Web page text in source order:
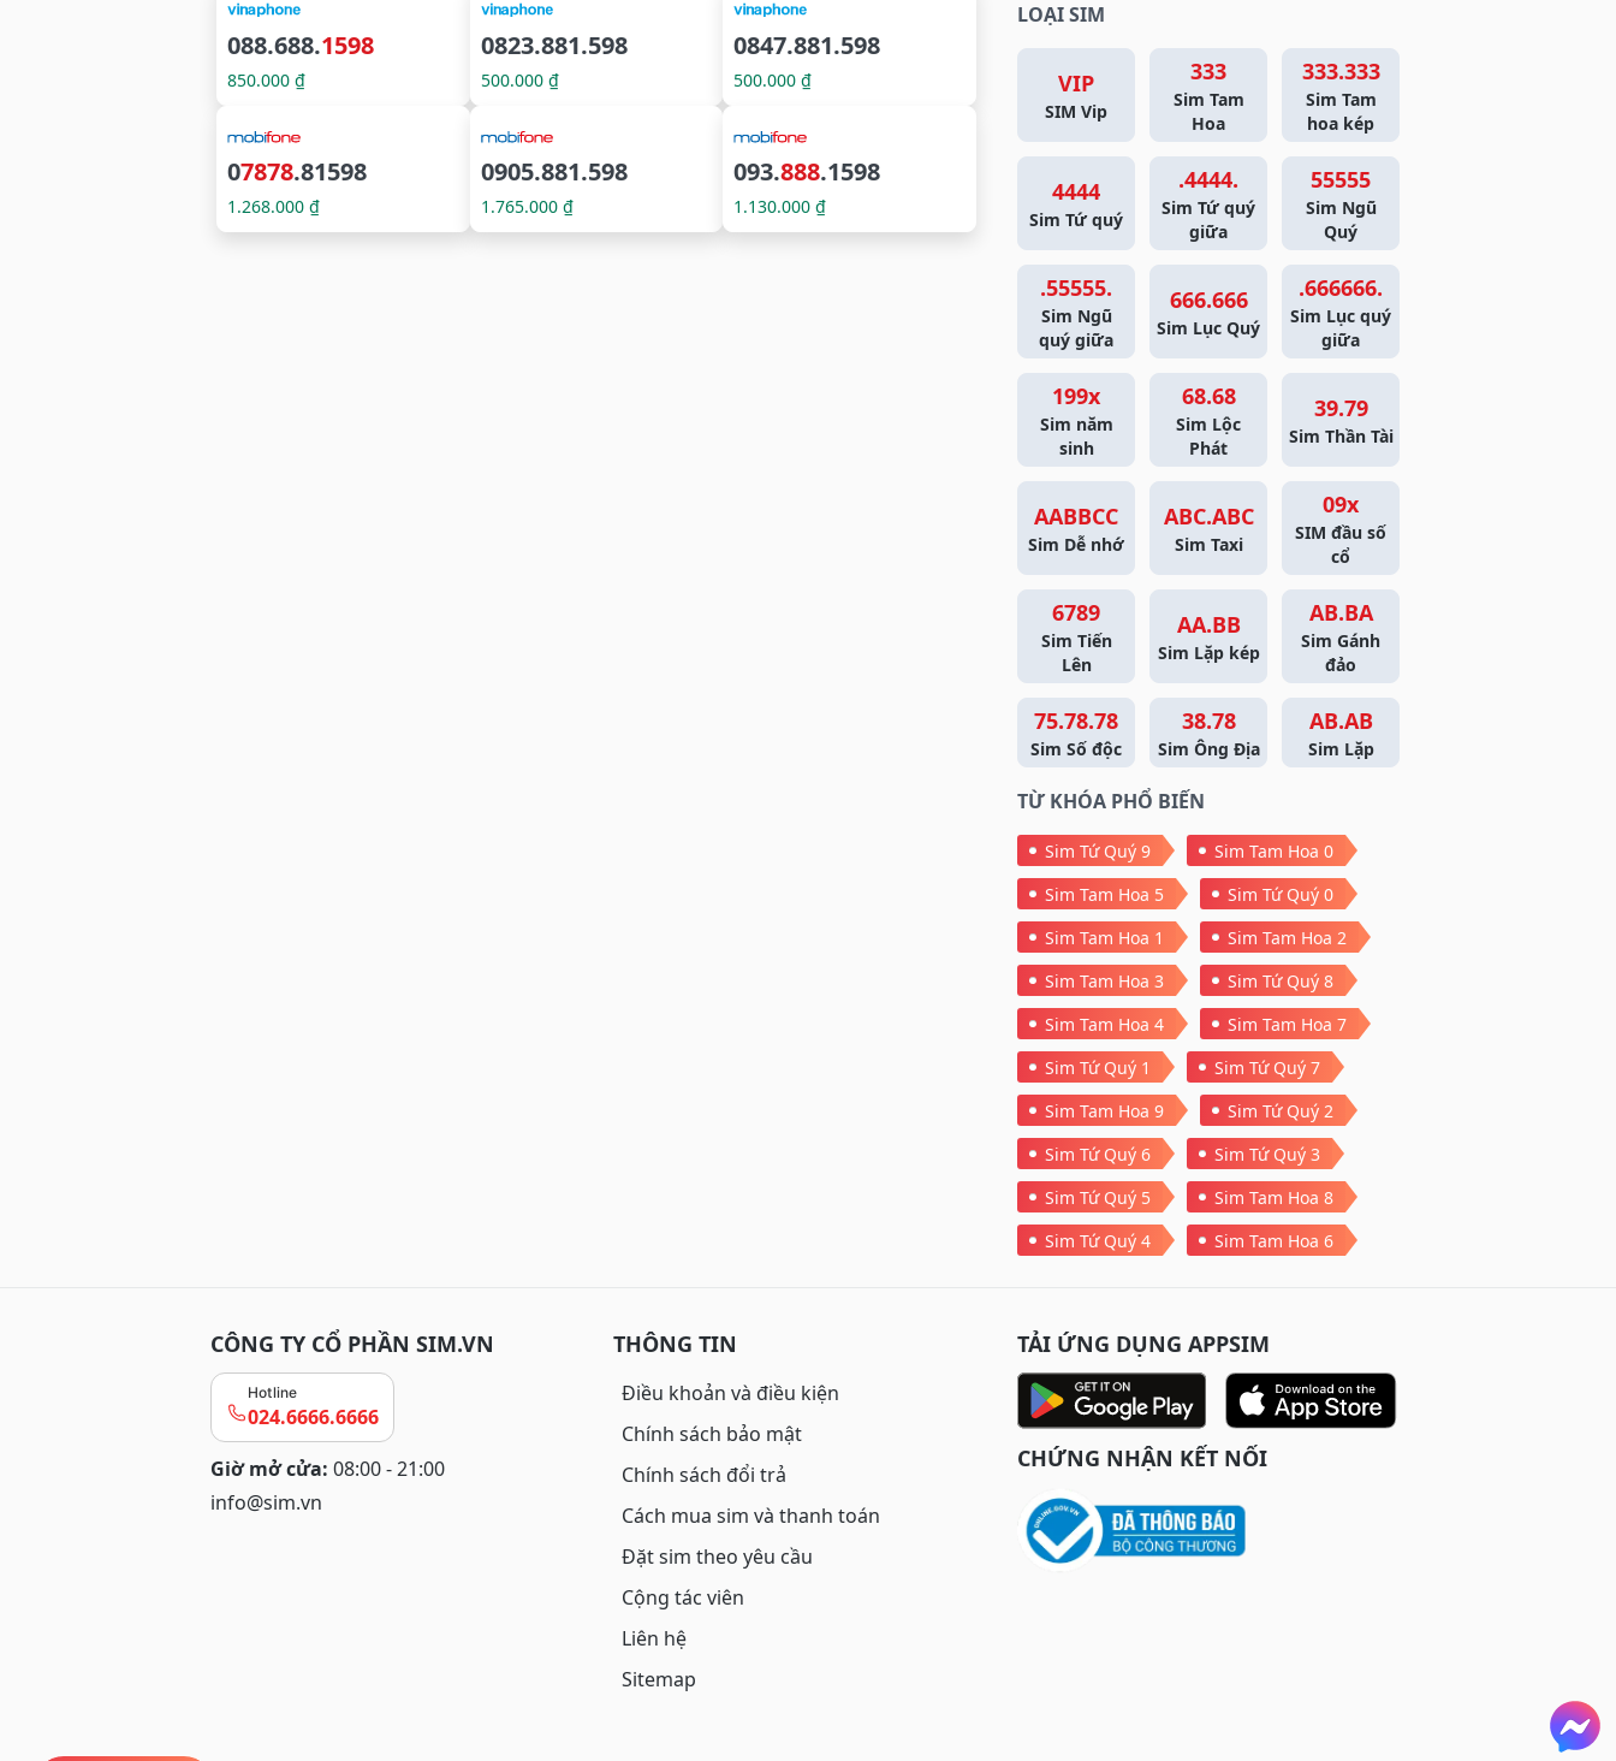
088.688.1598
850.000 ₫
0823.881.598
500.000 ₫
0847.881.598
500.000 ₫
07878.81598
1.268.000 ₫
0905.881.598
1.765.000 ₫
093.888.1598
1.130.000 ₫
LOẠI SIM
VIP
SIM Vip
333
Sim Tam
Hoa
333.333
Sim Tam
hoa kép
4444
Sim Tứ quý
.4444.
Sim Tứ quý
giữa
55555
Sim Ngũ
Quý
.55555.
Sim Ngũ
quý giữa
666.666
Sim Lục Quý
.666666.
Sim Lục quý
giữa
199x
Sim năm
sinh
68.68
Sim Lộc
Phát
39.79
Sim Thần Tài
AABBCC
Sim Dễ nhớ
ABC.ABC
Sim Taxi
09x
SIM đầu số
cổ
6789
Sim Tiến
Lên
AA.BB
Sim Lặp kép
AB.BA
Sim Gánh
đảo
75.78.78
Sim Số độc
38.78
Sim Ông Địa
AB.AB
Sim Lặp
TỪ KHÓA PHỔ BIẾN
Sim Tứ Quý 9
Sim Tam Hoa 0
Sim Tam Hoa 5
Sim Tứ Quý 0
Sim Tam Hoa 1
Sim Tam Hoa 2
Sim Tam Hoa 3
Sim Tứ Quý 8
Sim Tam Hoa 4
Sim Tam Hoa 7
Sim Tứ Quý 1
Sim Tứ Quý 7
Sim Tam Hoa 9
Sim Tứ Quý 2
Sim Tứ Quý 6
Sim Tứ Quý 3
Sim Tứ Quý 5
Sim Tam Hoa 8
Sim Tứ Quý 4
Sim Tam Hoa 6
CÔNG TY CỔ PHẦN SIM.VN
Hotline
024.6666.6666
Giờ mở cửa: 08:00 - 21:00
info@sim.vn
THÔNG TIN
Điều khoản và điều kiện
Chính sách bảo mật
Chính sách đổi trả
Cách mua sim và thanh toán
Đặt sim theo yêu cầu
Cộng tác viên
Liên hệ
Sitemap
TẢI ỨNG DỤNG APPSIM
CHỨNG NHẬN KẾT NỐI